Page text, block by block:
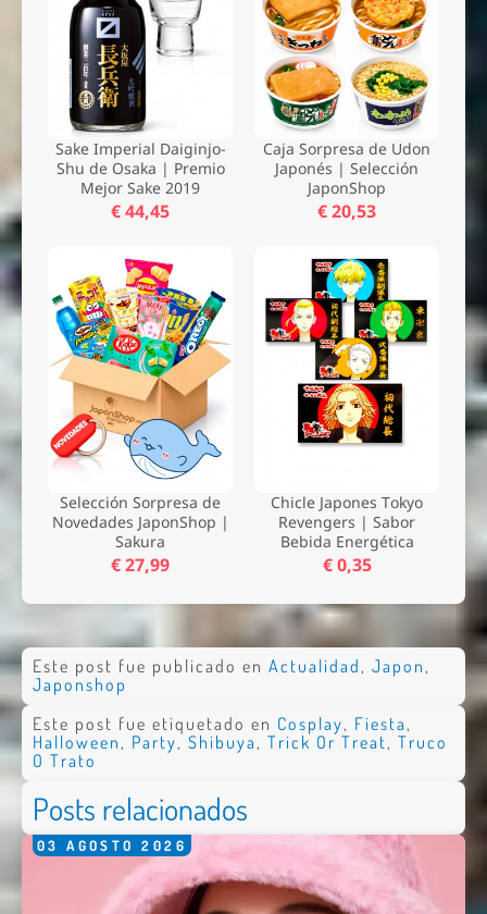
Sake Imperial Daiginjo-
Shu de Osaka | Premio
Mejor Sake 2019
€ 44,45
Caja Sorpresa de Udon
Japonés | Selección
JaponShop
€ 20,53
Selección Sorpresa de
Novedades JaponShop |
Sakura
€ 27,99
Chicle Japones Tokyo
Revengers | Sabor
Bebida Energética
€ 0,35
Este post fue publicado en Actualidad, Japon,
Japonshop
Este post fue etiquetado en Cosplay, Fiesta,
Halloween, Party, Shibuya, Trick Or Treat, Truco
O Trato
Posts relacionados
03 AGOSTO 2026
Nombre *
Email *
Comentario *
Enviar